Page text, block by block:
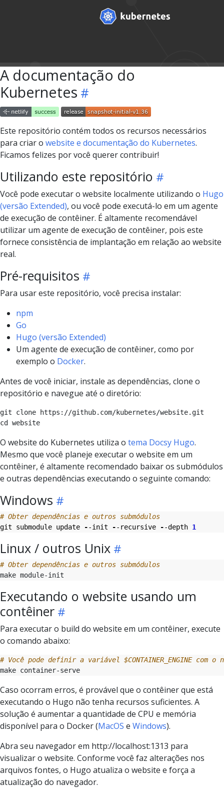
A documentação do
Kubernetes
Este repositório contém todos os recursos necessários
para criar o website e documentação do Kubernetes.
Ficamos felizes por você querer contribuir!
Utilizando este repositório
Você pode executar o website localmente utilizando o Hugo
(versão Extended), ou você pode executá-lo em um agente
de execução de contêiner. É altamente recomendável
utilizar um agente de execução de contêiner, pois este
fornece consistência de implantação em relação ao website
real.
Pré-requisitos
Para usar este repositório, você precisa instalar:
npm
Go
Hugo (versão Extended)
Um agente de execução de contêiner, como por
exemplo o Docker.
Antes de você iniciar, instale as dependências, clone o
repositório e navegue até o diretório:
git clone https://github.com/kubernetes/website.git
O website do Kubernetes utiliza o tema Docsy Hugo.
Mesmo que você planeje executar o website em um
contêiner, é altamente recomendado baixar os submódulos
e outras dependências executando o seguinte comando:
Windows
# Obter dependências e outros submódulos
git
submodule update --init --recursive --depth 1
Linux / outros Unix
# Obter dependências e outros submódulos
Executando o website usando um
contêiner
Para executar o build do website em um contêiner, execute
o comando abaixo:
# Você pode definir a variável $CONTAINER_ENGINE
Caso ocorram erros, é provável que o contêiner que está
executando o Hugo não tenha recursos suficientes. A
solução é aumentar a quantidade de CPU e memória
disponível para o Docker (MacOS e Windows).
Abra seu navegador em http://localhost:1313 para
visualizar o website. Conforme você faz alterações nos
arquivos fontes, o Hugo atualiza o website e força a
atualização do navegador.